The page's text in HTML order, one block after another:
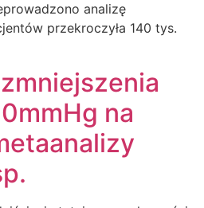
analizę
przekroczyła 140 tys.
na